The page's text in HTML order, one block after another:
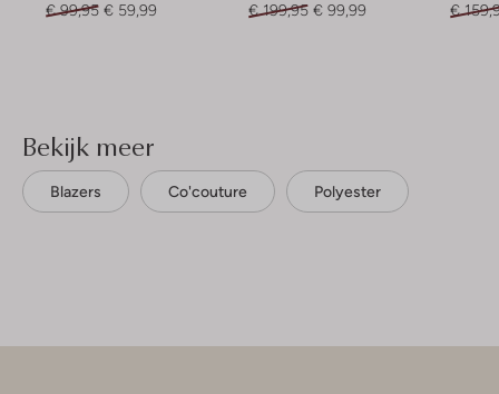
€ 99,95 € 59,99
€ 199,95 € 99,99
€
Bekijk meer
Blazers Co'couture Polyester